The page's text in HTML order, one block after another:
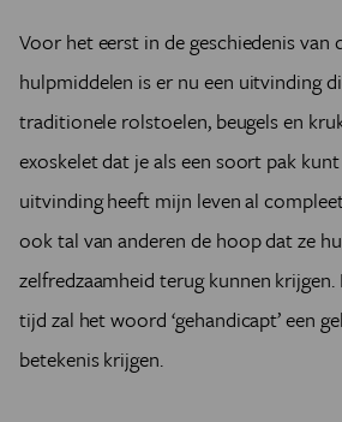
Voor het eerst in de geschiedenis van
hulpmiddelen is er nu een uitvinding
traditionele rolstoelen, beugels en
exoskelet dat je als een soort pak
uitvinding heeft mijn leven al
ook tal van anderen de hoop dat ze
zelfredzaamheid terug kunnen
tijd zal het woord ‘gehandicapt’ een
betekenis krijgen.